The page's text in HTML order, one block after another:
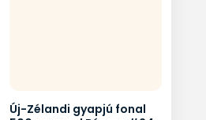
Új-Zélandi gyapjú fonal